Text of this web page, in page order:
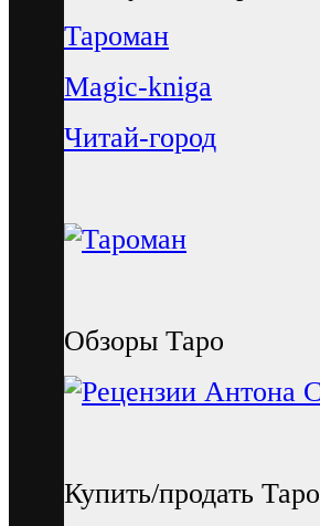
Тароман
Magic-kniga
Читай-город
Обзоры Таро
Купить/продать Таро